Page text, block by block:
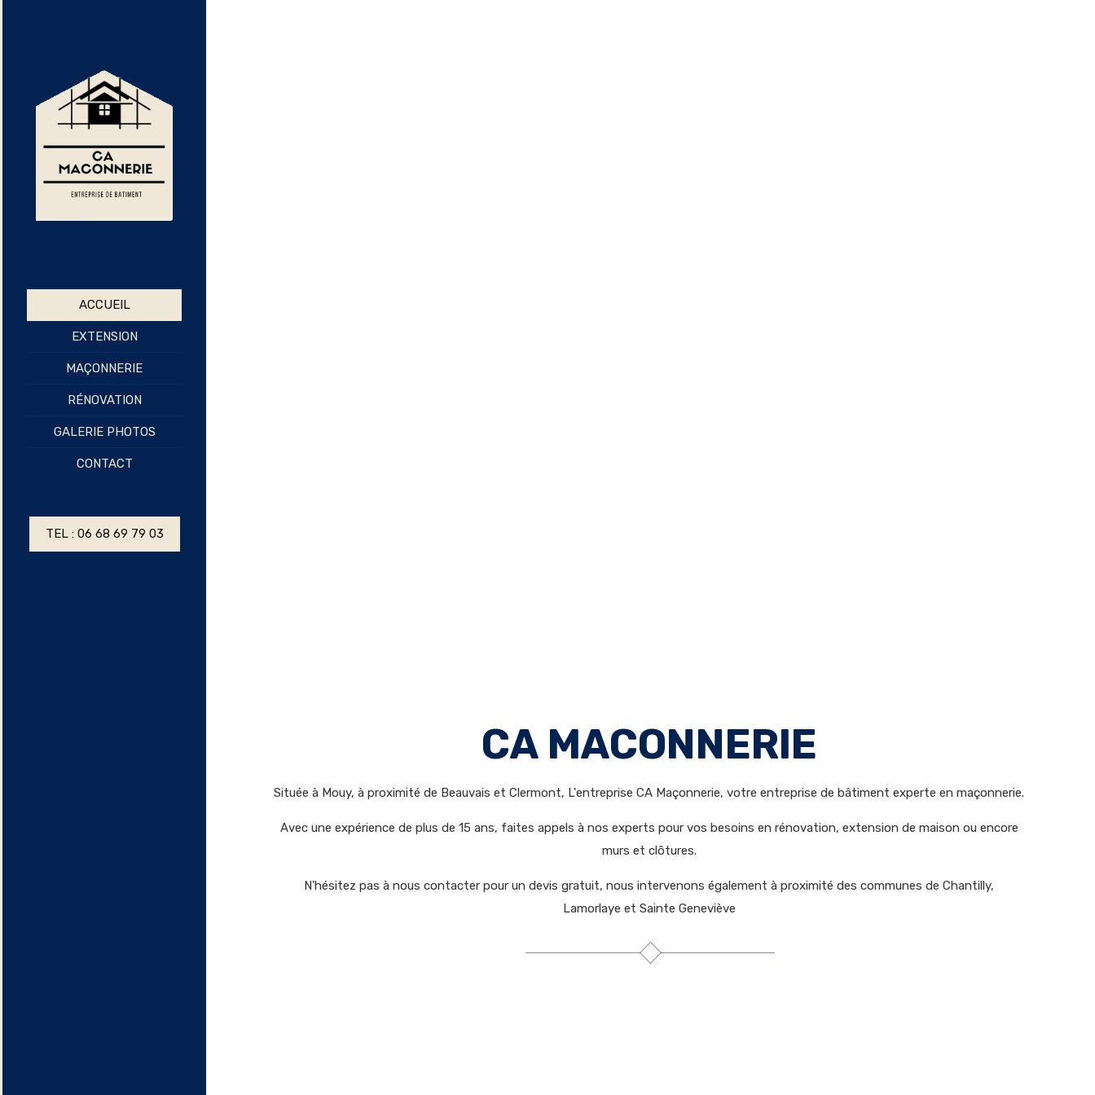
ACCUEIL
EXTENSION
MAÇONNERIE
RÉNOVATION
GALERIE PHOTOS
CONTACT
TEL : 06 68 69 79 03
CA MACONNERIE
Située à Mouy, à proximité de Beauvais et Clermont, L'entreprise CA Maçonnerie, votre entreprise de bâtiment experte en maçonnerie.
Avec une expérience de plus de 15 ans, faites appels à nos experts pour vos besoins en rénovation, extension de maison ou encore
murs et clôtures.
N'hésitez pas à nous contacter pour un devis gratuit, nous intervenons également à proximité des communes de Chantilly,
Lamorlaye et Sainte Geneviève